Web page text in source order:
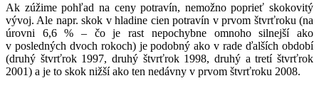
Ak zúžime pohľad na ceny potravín, nemožno poprieť skokovitý
vývoj. Ale napr. skok v hladine cien potravín v prvom štvrťroku (na
úrovni 6,6 % – čo je rast nepochybne omnoho silnejší ako
v posledných dvoch rokoch) je podobný ako v rade ďalších období
(druhý štvrťrok 1997, druhý štvrťrok 1998, druhý a tretí štvrťrok
2001) a je to skok nižší ako ten nedávny v prvom štvrťroku 2008.